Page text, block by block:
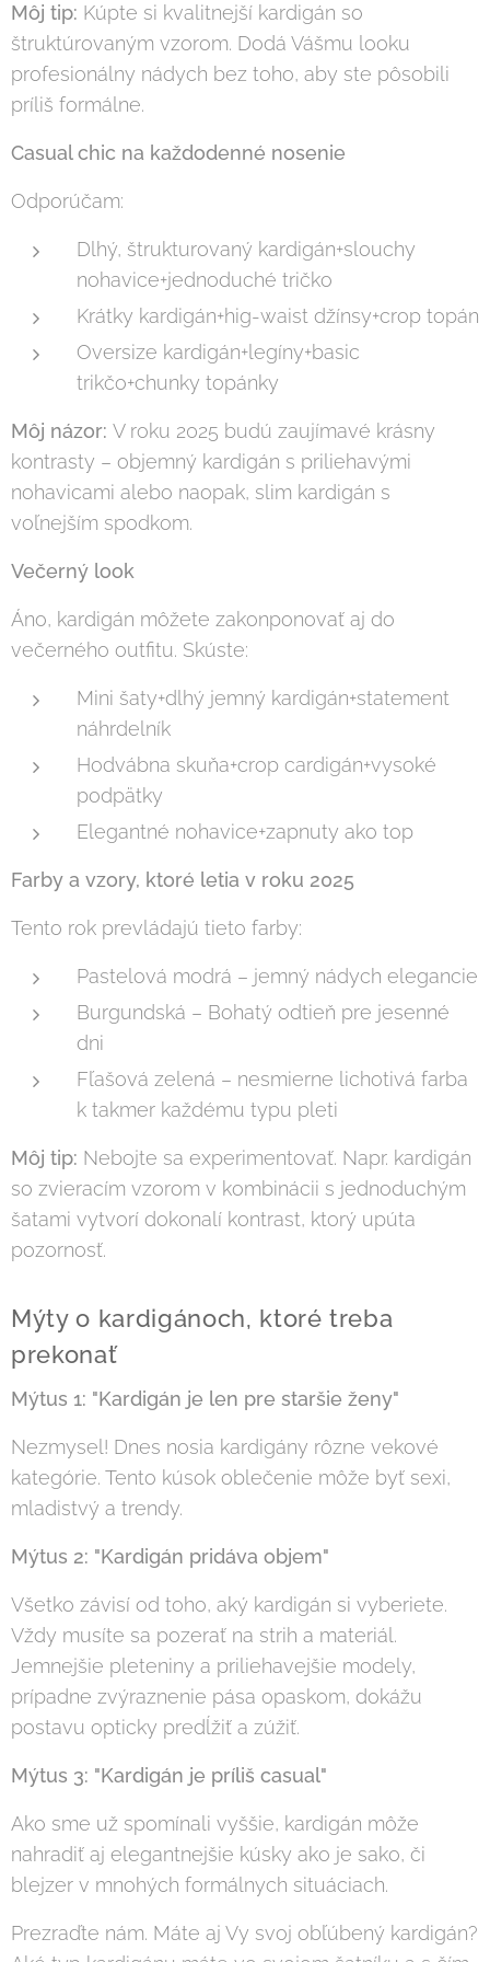
Môj tip: Kúpte si kvalitnejší kardigán so
štruktúrovaným vzorom. Dodá Vášmu looku
profesionálny nádych bez toho, aby ste pôsobili
príliš formálne.
Casual chic na každodenné nosenie
Odporúčam:
Dlhý, štrukturovaný kardigán+slouchy
nohavice+jednoduché tričko
Krátky kardigán+hig-waist džínsy+crop topán
Oversize kardigán+legíny+basic
trikčo+chunky topánky
Môj názor: V roku 2025 budú zaujímavé krásny
kontrasty – objemný kardigán s priliehavými
nohavicami alebo naopak, slim kardigán s
voľnejším spodkom.
Večerný look
Áno, kardigán môžete zakonponovať aj do
večerného outfitu. Skúste:
Mini šaty+dlhý jemný kardigán+statement
náhrdelník
Hodvábna skuňa+crop cardigán+vysoké
podpätky
Elegantné nohavice+zapnuty ako top
Farby a vzory, ktoré letia v roku 2025
Tento rok prevládajú tieto farby:
Pastelová modrá – jemný nádych elegancie
Burgundská – Bohatý odtieň pre jesenné
dni
Fľašová zelená – nesmierne lichotivá farba
k takmer každému typu pleti
Môj tip: Nebojte sa experimentovať. Napr. kardigán
so zvieracím vzorom v kombinácii s jednoduchým
šatami vytvorí dokonalí kontrast, ktorý upúta
pozornosť.
Mýty o kardigánoch, ktoré treba
prekonať
Mýtus 1: "Kardigán je len pre staršie ženy"
Nezmysel! Dnes nosia kardigány rôzne vekové
kategórie. Tento kúsok oblečenie môže byť sexi,
mladistvý a trendy.
Mýtus 2: "Kardigán pridáva objem"
Všetko závisí od toho, aký kardigán si vyberiete.
Vždy musíte sa pozerať na strih a materiál.
Jemnejšie pleteniny a priliehavejšie modely,
prípadne zvýraznenie pása opaskom, dokážu
postavu opticky predĺžiť a zúžiť.
Mýtus 3: "Kardigán je príliš casual"
Ako sme už spomínali vyššie, kardigán môže
nahradiť aj elegantnejšie kúsky ako je sako, či
blejzer v mnohých formálnych situáciach.
Prezraďte nám. Máte aj Vy svoj obľúbený kardigán?